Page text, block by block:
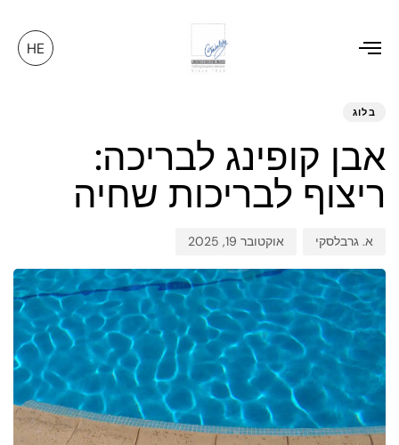
Toggle
HE
בלוג
אבן קופינג לבריכה:
ריצוף לבריכות שחיה
א. גרבלסקי אוקטובר 19, 2025